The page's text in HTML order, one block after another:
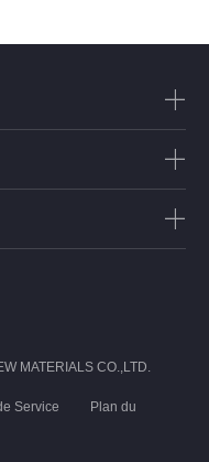
MATERIALS CO.,LTD.
Service
Plan du